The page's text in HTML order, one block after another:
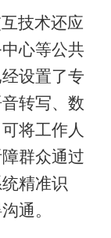
技术还应
心等公共
设置了专
转写、数
将工作人
群众通过
精准识
通。